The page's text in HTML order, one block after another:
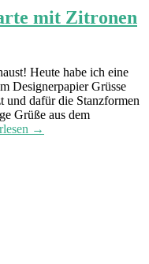
mit Zitronen
Heute habe ich eine
Designerpapier Grüsse
und dafür die Stanzformen
Grüße aus dem
→